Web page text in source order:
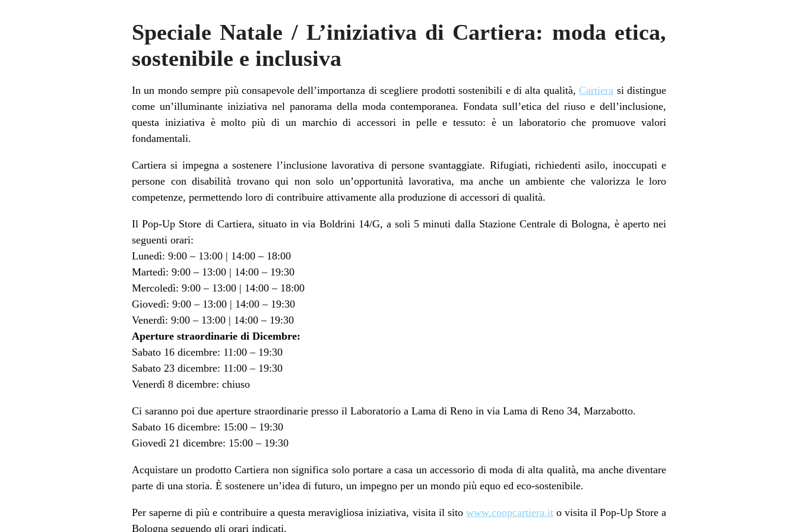
Speciale Natale / L’iniziativa di Cartiera: moda etica,
sostenibile e inclusiva
In un mondo sempre più consapevole dell’importanza di scegliere prodotti sostenibili e di alta qualità,Cartiera si distingue
come un’illuminante iniziativa nel panorama della moda contemporanea. Fondata sull’etica del riuso e dell’inclusione,
questa iniziativa è molto più di un marchio di accessori in pelle e tessuto: è un laboratorio che promuove valori
fondamentali.
Cartiera si impegna a sostenere l’inclusione lavorativa di persone svantaggiate. Rifugiati, richiedenti asilo, inoccupati e
persone con disabilità trovano qui non solo un’opportunità lavorativa, ma anche un ambiente che valorizza le loro
competenze, permettendo loro di contribuire attivamente alla produzione di accessori di qualità.
Il Pop-Up Store di Cartiera, situato in via Boldrini 14/G, a soli 5 minuti dalla Stazione Centrale di Bologna, è aperto nei
seguenti orari:
Lunedì: 9:00 – 13:00 | 14:00 – 18:00
Martedì: 9:00 – 13:00 | 14:00 – 19:30
Mercoledì: 9:00 – 13:00 | 14:00 – 18:00
Giovedì: 9:00 – 13:00 | 14:00 – 19:30
Venerdì: 9:00 – 13:00 | 14:00 – 19:30
Aperture straordinarie di Dicembre:
Sabato 16 dicembre: 11:00 – 19:30
Sabato 23 dicembre: 11:00 – 19:30
Venerdì 8 dicembre: chiuso
Ci saranno poi due aperture straordinarie presso il Laboratorio a Lama di Reno in via Lama di Reno 34, Marzabotto.
Sabato 16 dicembre: 15:00 – 19:30
Giovedì 21 dicembre: 15:00 – 19:30
Acquistare un prodotto Cartiera non significa solo portare a casa un accessorio di moda di alta qualità, ma anche diventare
parte di una storia. È sostenere un’idea di futuro, un impegno per un mondo più equo ed eco-sostenibile.
Per saperne di più e contribuire a questa meravigliosa iniziativa, visita il sito www.coopcartiera.ito visita il Pop-Up Store a
Bologna seguendo gli orari indicati.